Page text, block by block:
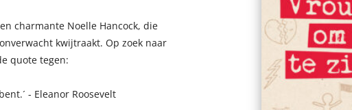
charmante Noelle Hancock, die
kwijtraakt. Op zoek naar
quote tegen:
- Eleanor Roosevelt